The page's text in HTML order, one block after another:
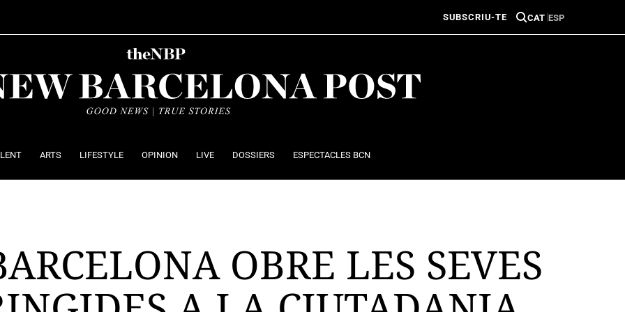
SUBSCRIU-TE CAT ESP
ARTS LIFESTYLE OPINION LIVE DOSSIERS ESPECTACLES BCN
OBRE LES SEVES